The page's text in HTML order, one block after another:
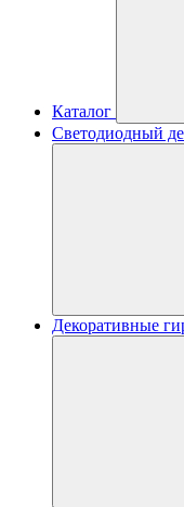
Каталог
Светодиодный
Декоративные